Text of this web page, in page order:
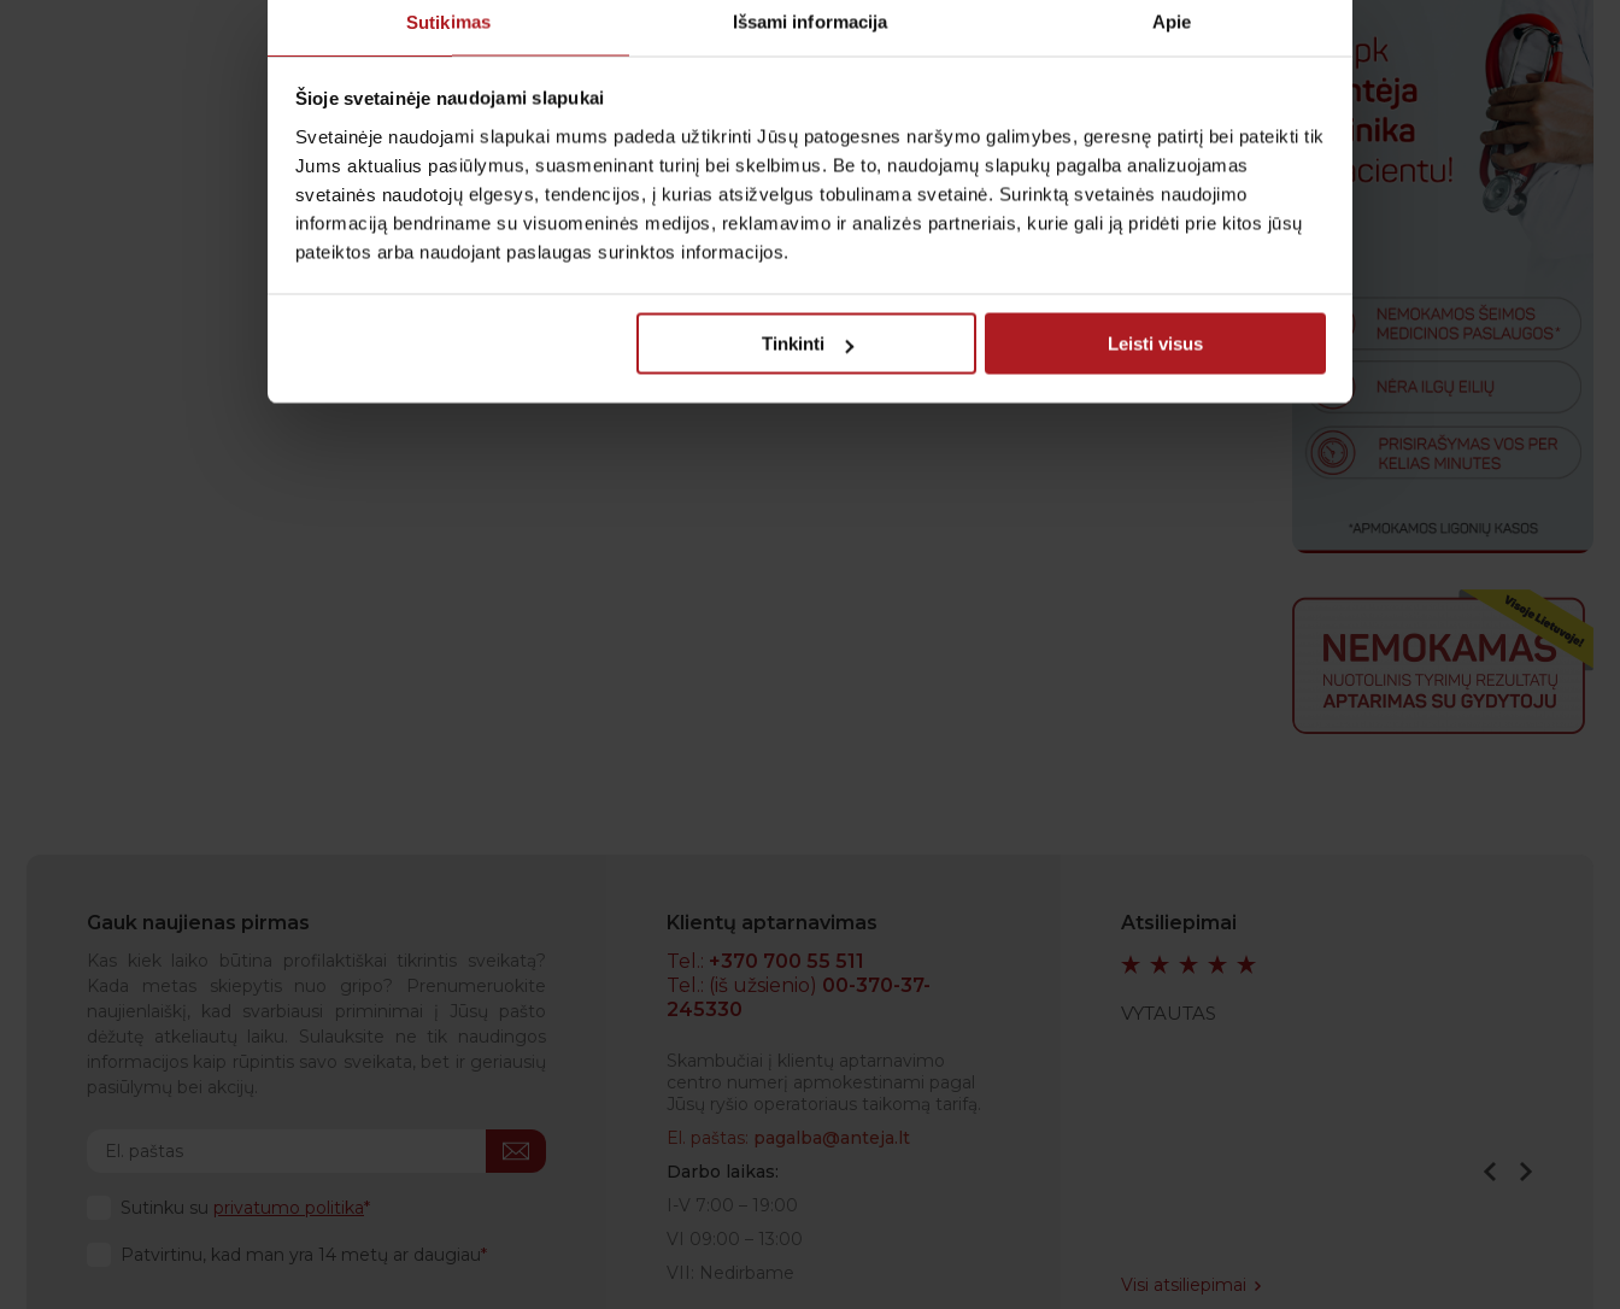
Sutikimas Išsami informacija Apie
Šioje svetainėje naudojami slapukai
Svetainėje naudojami slapukai mums padeda užtikrinti Jūsų patogesnes naršymo galimybes, geresnę patirtį bei pateikti tik
Jums aktualius pasiūlymus, suasmeninant turinį bei skelbimus. Be to, naudojamų slapukų pagalba analizuojamas
svetainės naudotojų elgesys, tendencijos, į kurias atsižvelgus tobulinama svetainė. Surinktą svetainės naudojimo
informaciją bendriname su visuomeninės medijos, reklamavimo ir analizės partneriais, kurie gali ją pridėti prie kitos jūsų
pateiktos arba naudojant paslaugas surinktos informacijos.
Tinkinti Leisti visus
Gauk naujienas pirmas
Kas kiek laiko būtina profilaktiškai tikrintis sveikatą?
Kada metas skiepytis nuo gripo? Prenumeruokite
naujienlaiškį, kad svarbiausi priminimai į Jūsų pašto
dėžutę atkeliautų laiku. Sulauksite ne tik naudingos
informacijos kaip rūpintis savo sveikata, bet ir geriausių
pasiūlymų bei akcijų.
Sutinku su privatumo politika
Patvirtinu, kad man yra 14 metų ar daugiau
Klientų aptarnavimas
Tel.: +370 700 55 511
Tel.: (iš užsienio) 00-370-37-
245330
Skambučiai į klientų aptarnavimo
centro numerį apmokestinami pagal
Jūsų ryšio operatoriaus taikomą tarifą.
El. paštas: pagalba@anteja.lt
Darbo laikas:
I-V 7:00 – 19:00
VI 09:00 – 13:00
VII: Nedirbame
Atsiliepimai
IGLĖ VYTAUTAS
Visi atsiliepimai